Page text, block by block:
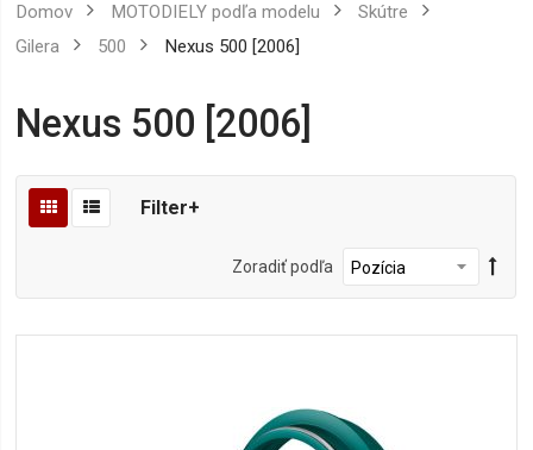
Domov MOTODIELY podľa modelu
Skútre
Gilera
500 Nexus 500 [2006]
Nexus 500 [2006]
Filter+
Zoradiť podľa